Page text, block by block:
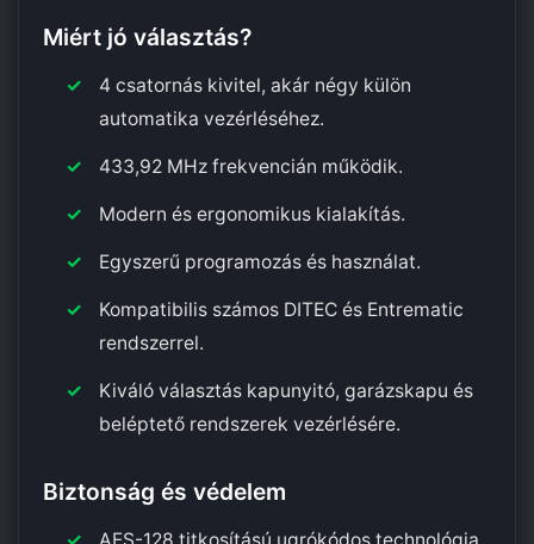
Miért jó választás?
4 csatornás kivitel, akár négy külön
automatika vezérléséhez.
433,92 MHz frekvencián működik.
Modern és ergonomikus kialakítás.
Egyszerű programozás és használat.
Kompatibilis számos DITEC és Entrematic
rendszerrel.
Kiváló választás kapunyitó, garázskapu és
beléptető rendszerek vezérlésére.
Biztonság és védelem
AES-128 titkosítású ugrókódos technológia.